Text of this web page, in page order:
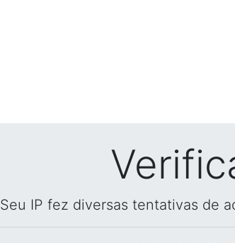
Seu IP fez diversas tentativas de